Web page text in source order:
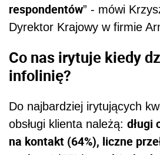
respondentów” - mówi
Dyrektor Krajowy w firmie
Co nas irytuje kiedy
infolinię?
Do najbardziej irytujących
obsługi klienta należą: długi
na kontakt (64%), liczne